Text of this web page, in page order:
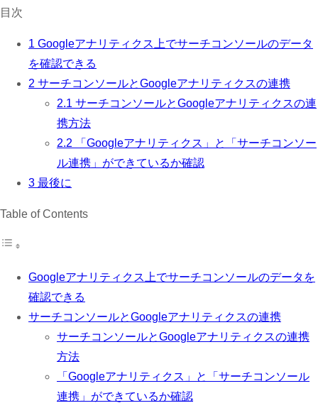
目次
1 Googleアナリティクス上でサーチコンソールのデータ
を確認できる
2 サーチコンソールとGoogleアナリティクスの連携
2.1 サーチコンソールとGoogleアナリティクスの連
携方法
2.2 「Googleアナリティクス」と「サーチコンソー
ル連携」ができているか確認
3 最後に
Table of Contents
Googleアナリティクス上でサーチコンソールのデータを
確認できる
サーチコンソールとGoogleアナリティクスの連携
サーチコンソールとGoogleアナリティクスの連携
方法
「Googleアナリティクス」と「サーチコンソール
連携」ができているか確認